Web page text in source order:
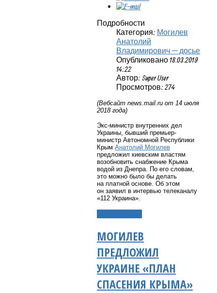
Подробности
Категория: Могилев
Анатолий
Владимирович — досье
Опубликовано 18.03.2019
14:22
Автор: Super User
Просмотров: 274
(Вебсайт news mail ru от 14 июля
2018 года)
Экс-министр внутренних дел
Украины, бывший премьер-
министр Автономной Республики
Крым Анатолий Могилев
предложил киевским властям
возобновить снабжение Крыма
водой из Днепра. По его словам,
это можно было бы делать
на платной основе. Об этом
он заявил в интервью телеканалу
«112 Украина».
МОГИЛЕВ
ПРЕДЛОЖИЛ
УКРАИНЕ «ПЛАН
СПАСЕНИЯ КРЫМА»